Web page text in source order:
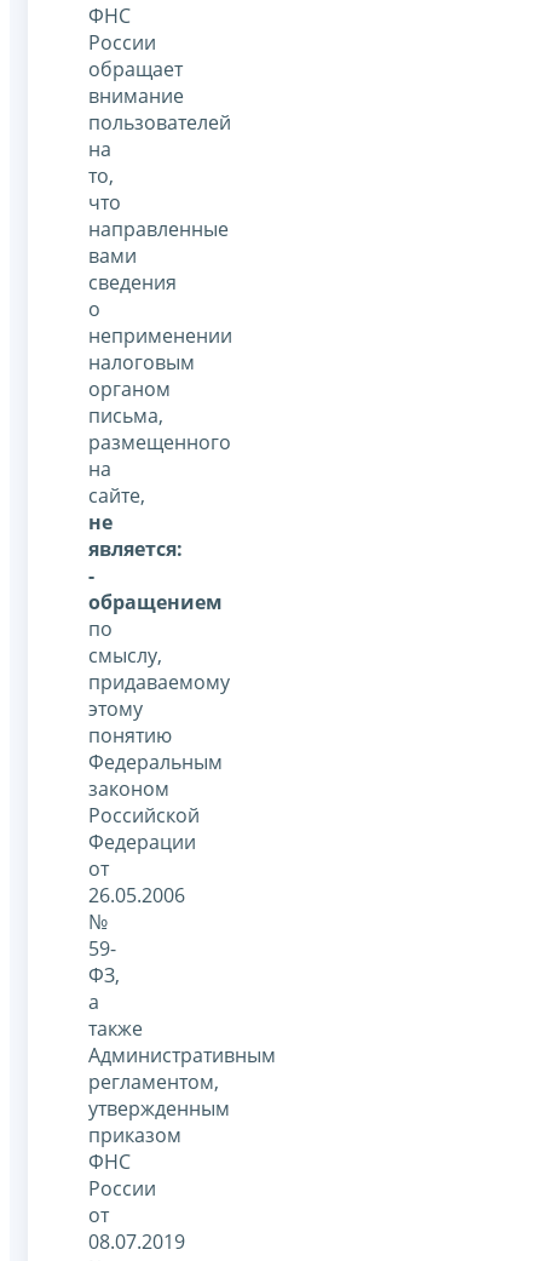
ФНС
России
обращает
внимание
пользователей
на
то,
что
направленные
вами
сведения
о
неприменении
налоговым
органом
письма,
размещенного
на
сайте,
не
является:
-
обращением
по
смыслу,
придаваемому
этому
понятию
Федеральным
законом
Российской
Федерации
от
26.05.2006
№
59-
ФЗ,
а
также
Административным
регламентом,
утвержденным
приказом
ФНС
России
от
08.07.2019